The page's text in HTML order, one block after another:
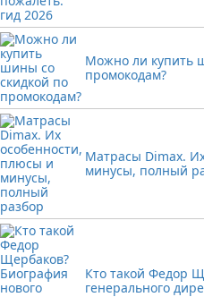
Можно ли купить
промокодам?
Матрасы Dimax.
минусы, полный
Кто такой Федор
генерального